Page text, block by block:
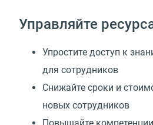
Управляйте
Упростите доступ к
для сотрудников
Снижайте сроки и
новых сотрудников